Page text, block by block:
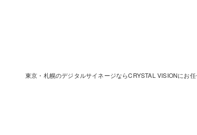
東京・札幌のデジタルサイネージならCRYSTAL VISIONにお